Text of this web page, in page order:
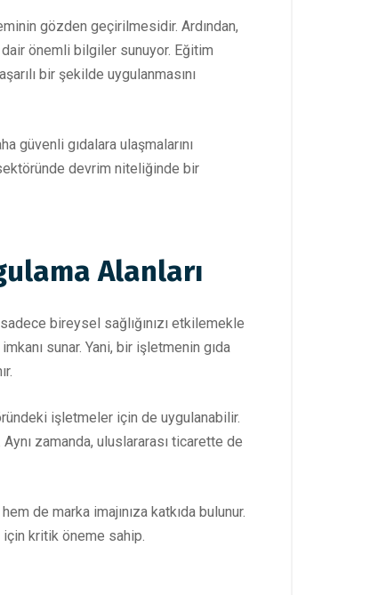
gözden geçirilmesidir. Ardından,
önemli bilgiler sunuyor. Eğitim
bir şekilde uygulanmasını
güvenli gıdalara ulaşmalarını
devrim niteliğinde bir
Alanları
bireysel sağlığınızı etkilemekle
sunar. Yani, bir işletmenin gıda
işletmeler için de uygulanabilir.
zamanda, uluslararası ticarette de
de marka imajınıza katkıda bulunur.
kritik öneme sahip.